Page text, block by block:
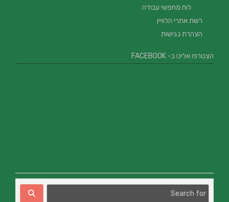
לוח מחפשי עבודה
רשת אתרי הלוויין
הצהרת נגישות
הצטרפו אלינו ב- FACEBOOK